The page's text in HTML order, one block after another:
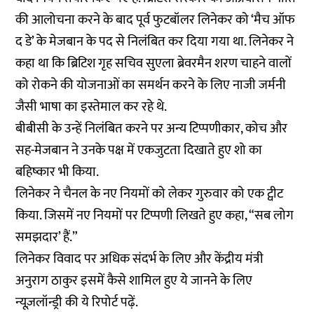
की आलोचना करने के बाद पूर्व फुटबॉलर लिनेकर को ‘मैच ऑफ
द डे’ के मेजबान के पद सेनिलंबितकर दिया गया था. लिनेकर ने
कहा था कि ब्रिटिश गृह सचिव सुएला ब्रेवरमैन शरण चाहने वालों
को रोकने की योजनाओं का समर्थन करने के लिए नाजी जर्मनी
जैसी भाषा का इस्तेमाल कर रहे थे.
बीबीसी के उन्हें निलंबित करने पर अन्य टिप्पणीकार, कोच और
सह-मेजबान ने उनके पक्ष में एकजुटता दिखाते हुए शो का
बहिष्कार भी किया.
लिनेकर ने चैनल के नए नियमों को लेकर गुरुवार को एक ट्वीट
किया. जिसमें नए नियमों पर टिप्पणी लिखते हुए कहा, “सब लोग
समझदार’ हैं.”
लिनेकर विवाद पर अधिक संदर्भ के लिए और केंद्रीय मंत्री
अनुराग ठाकुर इसमें कैसे शामिल हुए ये जानने के लिए
न्यूज़लॉन्ड्री की येरिपोर्टपढ़ें.